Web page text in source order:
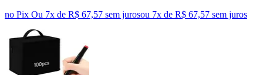
no Pix Ou 7x de R$ 67,57 sem jurosou 7x de R$ 67,57 sem juros